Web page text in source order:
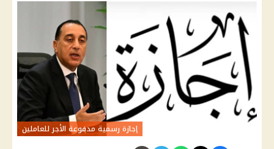
إجازة رسمية مدفوعة الأجر للعاملين